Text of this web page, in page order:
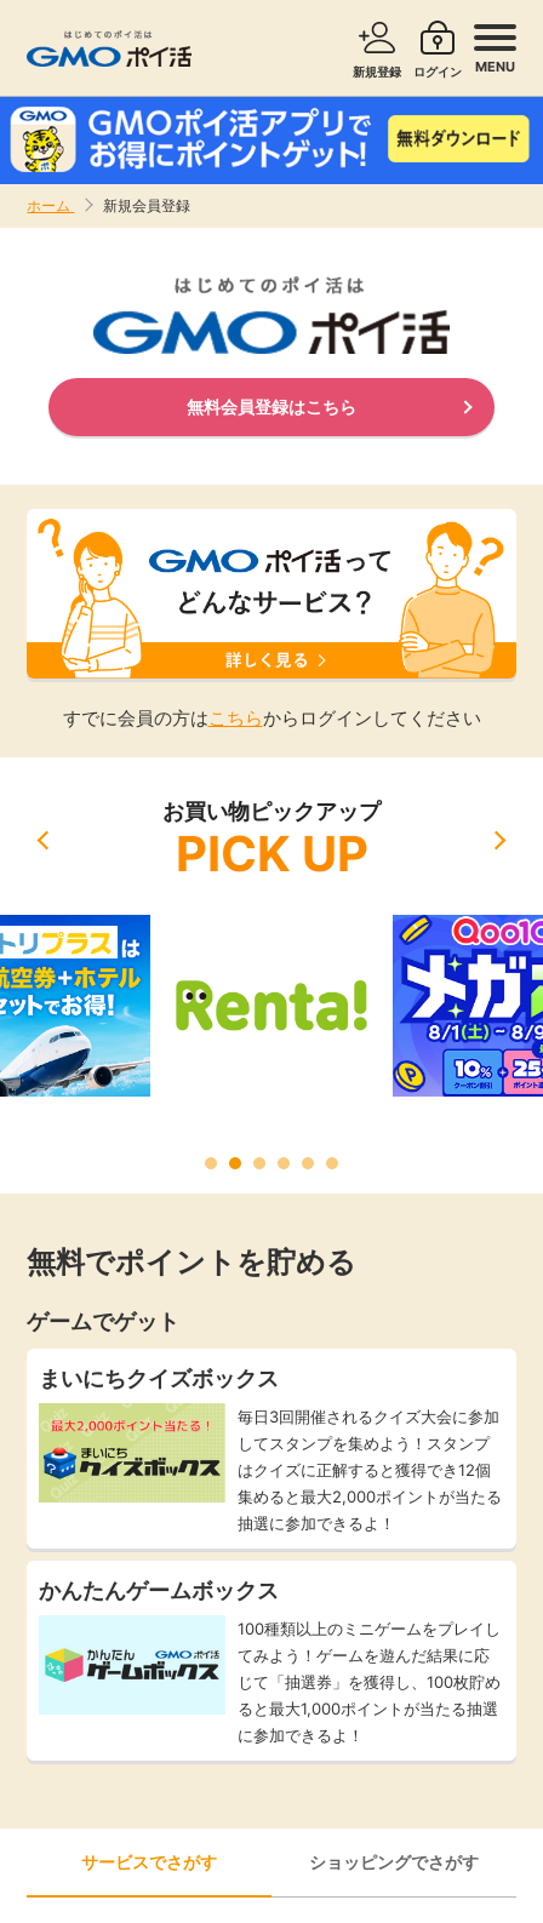
新規登録 ログイン MENU
ホーム 新規会員登録
お知らせ
無料
即日還元
アンケート
ゲーム
お友達紹介
カード比較
GMOポイ活の使い方
ヘルプセンター
サービスで探す ショッピングで探す
無料サービス
エンタメ
暮らし
引っ越し
買取・査定
学び
美容・健康
銀行・金融・投資
家計の固定費
無料会員登録はこちら
すでに会員の方はこちらからログインしてください
お買い物ピックアップ
PICK UP
無料でポイントを貯める
ゲームでゲット
まいにちクイズボックス
毎日3回開催されるクイズ大会に参加
してスタンプを集めよう！スタンプ
はクイズに正解すると獲得でき12個
集めると最大2,000ポイントが当たる
抽選に参加できるよ！
かんたんゲームボックス
100種類以上のミニゲームをプレイし
てみよう！ゲームを遊んだ結果に応
じて「抽選券」を獲得し、100枚貯め
ると最大1,000ポイントが当たる抽選
に参加できるよ！
サービスでさがす ショッピングでさがす